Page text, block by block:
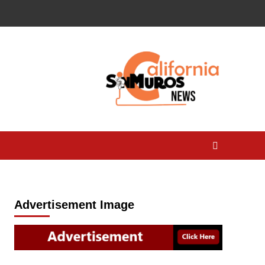
Advertisement Image